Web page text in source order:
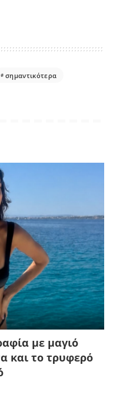
σημαντικότερα
με μαγιό
και το τρυφερό